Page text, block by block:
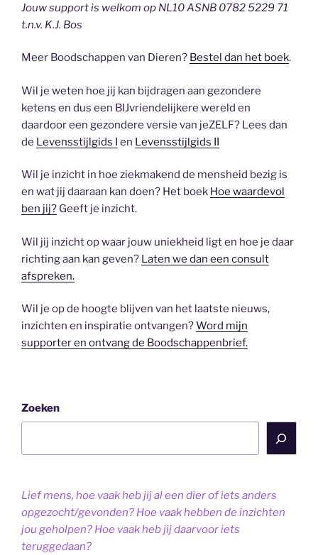
Jouw support is welkom op NL10 ASNB 0782 5229 71
t.n.v. K.J. Bos
Meer Boodschappen van Dieren? Bestel dan het boek.
Wil je weten hoe jij kan bijdragen aan gezondere
ketens en dus een BIJvriendelijkere wereld en
daardoor een gezondere versie van jeZELF? Lees dan
de Levensstijlgids I en Levensstijlgids II
Wil je inzicht in hoe ziekmakend de mensheid bezig is
en wat jij daaraan kan doen? Het boek Hoe waardevol
ben jij? Geeft je inzicht.
Wil jij inzicht op waar jouw uniekheid ligt en hoe je daar
richting aan kan geven? Laten we dan een consult
afspreken.
Wil je op de hoogte blijven van het laatste nieuws,
inzichten en inspiratie ontvangen?Word mijn
supporter en ontvang de Boodschappenbrief.
Zoeken
Lief mens, hoe vaak heb jij al een dier of iets anders
opgezocht/gevonden? Hoe vaak hebben de inzichten
jou geholpen? Hoe vaak heb jij daarvoor iets
teruggedaan?